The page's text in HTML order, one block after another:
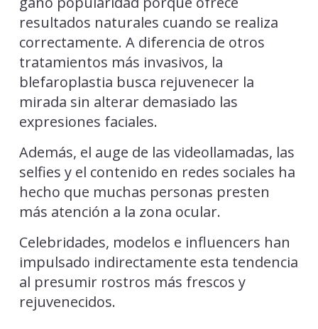
resultados naturales cuando se realiza
correctamente. A diferencia de otros
tratamientos más invasivos, la
blefaroplastia busca rejuvenecer la
mirada sin alterar demasiado las
expresiones faciales.
Además, el auge de las videollamadas, las
selfies y el contenido en redes sociales ha
hecho que muchas personas presten
más atención a la zona ocular.
Celebridades, modelos e influencers han
impulsado indirectamente esta tendencia
al presumir rostros más frescos y
rejuvenecidos.